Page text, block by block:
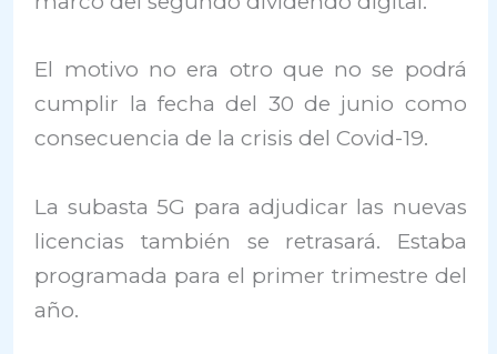
El motivo no era otro que no se podrá
cumplir la fecha del 30 de junio como
consecuencia de la crisis del Covid-19.
La subasta 5G para adjudicar las nuevas
licencias también se retrasará. Estaba
programada para el primer trimestre del
año.